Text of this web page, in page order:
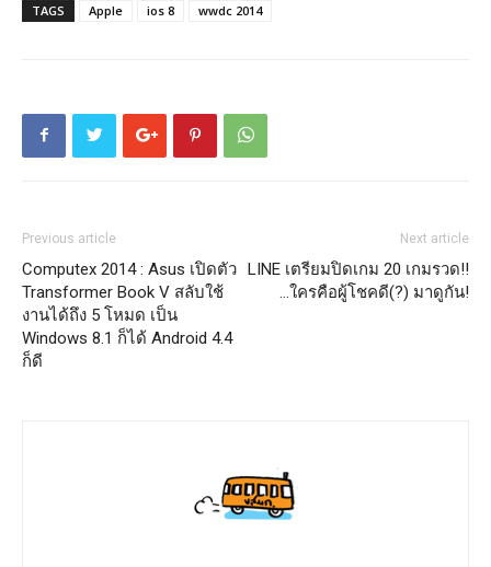
TAGS Apple ios 8 wwdc 2014
Previous article
Computex 2014 : Asus เปิดตัว
Transformer Book V สลับใช้
งานได้ถึง 5 โหมด เป็น
Windows 8.1 ก็ได้ Android 4.4
ก็ดี
Next article
LINE เตรียมปิดเกม 20 เกมรวด!!
…ใครคือผู้โชคดี(?) มาดูกัน!